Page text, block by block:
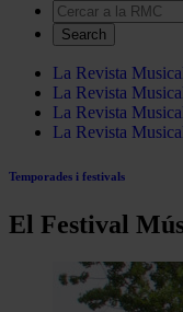
Search
La Revista
La Revista
La Revista
La Revista
Temporades i festivals
El Festival